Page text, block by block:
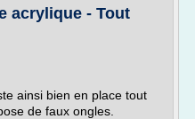
acrylique - Tout
ainsi bien en place tout
de faux ongles.